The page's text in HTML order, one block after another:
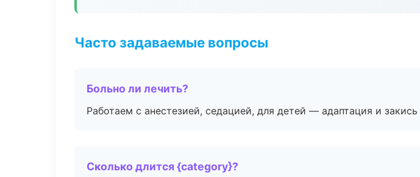
Часто задаваемые вопросы
Больно ли лечить?
Работаем с анестезией, седацией, для детей — адаптация и закись
Сколько длится {category}?